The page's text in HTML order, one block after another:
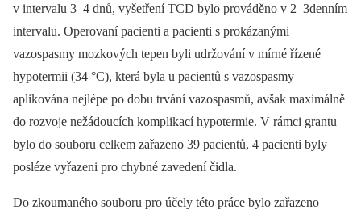
v intervalu 3–4 dnů, vyšetření TCD bylo prováděno v 2–3denním
intervalu. Operovaní pacienti a pacienti s prokázanými
vazospasmy mozkových tepen byli udržování v mírné řízené
hypotermii (34 °C), která byla u pacientů s vazospasmy
aplikována nejlépe po dobu trvání vazospasmů, avšak maximálně
do rozvoje nežádoucích komplikací hypotermie. V rámci grantu
bylo do souboru celkem zařazeno 39 pacientů, 4 pacienti byly
posléze vyřazeni pro chybné zavedení čidla.
Do zkoumaného souboru pro účely této práce bylo zařazeno